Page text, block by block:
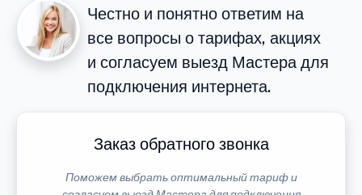
Честно и понятно ответим на
все вопросы о тарифах, акциях
и согласуем выезд Мастера для
подключения интернета.
Заказ обратного звонка
Поможем выбрать оптимальный тариф и